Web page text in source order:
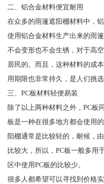
二、铝合金材料便宜耐用
在众多的雨篷遮阳棚材料中，
使用铝合金材料生产出来的雨
不会变形也不会生锈，对于高
居民的。而且，这种材料的成
用期限也非常持久，是人们挑
三、PC板材料轻便易装
除了以上两种材料之外，PC板
板是一种在很多地方都会使用
阳棚通常是比较轻的，耐候，
比较大，所以，PC板一般多用
区中使用PC板的比较少。
很多人都希望可以寻找到价格